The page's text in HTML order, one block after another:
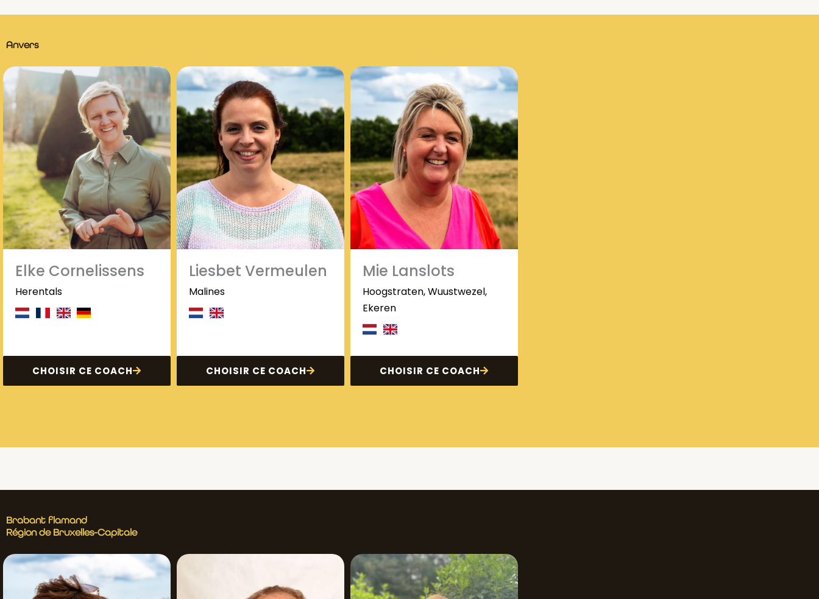
Anvers
Elke Cornelissens
Herentals
CHOISIR CE COACH
Liesbet Vermeulen
Malines
CHOISIR CE COACH
Mie Lanslots
Hoogstraten, Wuustwezel,
Ekeren
CHOISIR CE COACH
Brabant flamand
Région de Bruxelles-Capitale